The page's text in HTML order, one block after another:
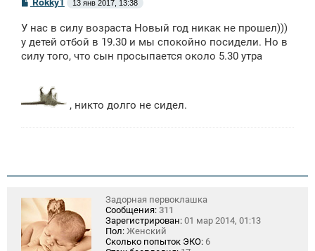
б
щ
е
н
Rokky1 13 янв 2017, 13:38
У нас в силу возраста Новый год никак не прошел)))
у детей отбой в 19.30 и мы спокойно посидели. Но в
силу того, что сын просыпается около 5.30 утра
, никто долго не сидел.
Задорная первоклашка
Сообщения: 311
Зарегистрирован: 01 мар 2014, 01:13
Пол: Женский
Сколько попыток ЭКО: 6